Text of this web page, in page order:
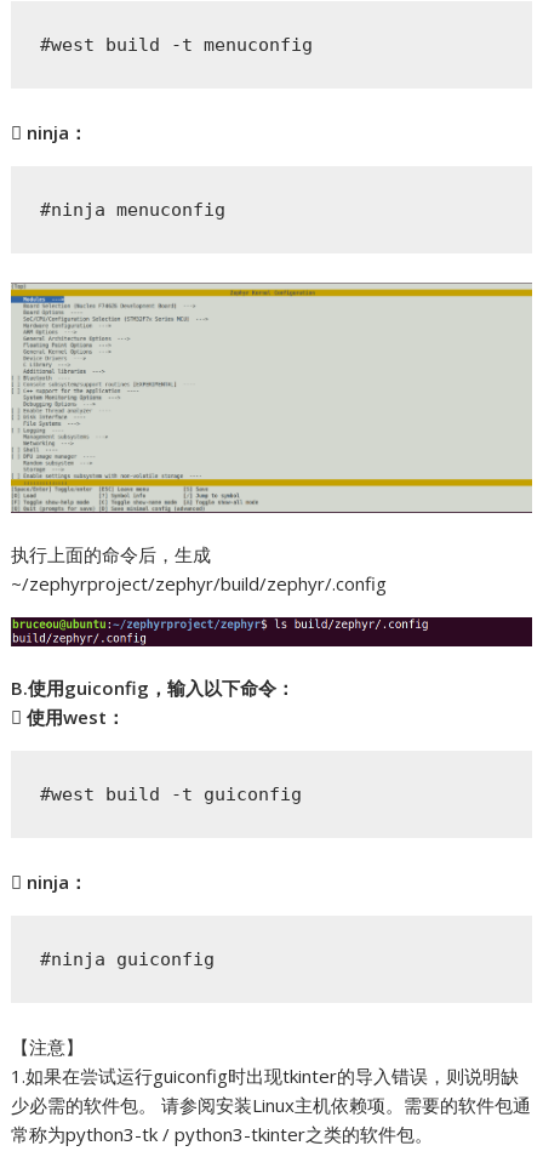
#west build -t menuconfig
 ninja：
#ninja menuconfig
执行上面的命令后，生成
~/zephyrproject/zephyr/build/zephyr/.config
B.使用guiconfig，输入以下命令：
 使用west：
#west build -t guiconfig
 ninja：
#ninja guiconfig
【注意】
1.如果在尝试运行guiconfig时出现tkinter的导入错误，则说明缺
少必需的软件包。 请参阅安装Linux主机依赖项。需要的软件包通
常称为python3-tk / python3-tkinter之类的软件包。